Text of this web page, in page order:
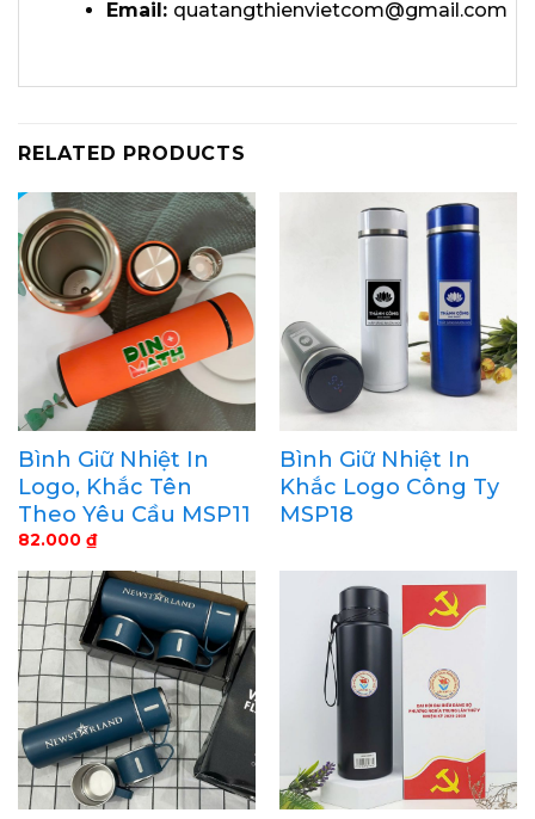
Email: quatangthienvietcom@gmail.com
RELATED PRODUCTS
Bình Giữ Nhiệt In
Logo, Khắc Tên
Theo Yêu Cầu MSP11
82.000 ₫
Bình Giữ Nhiệt In
Khắc Logo Công Ty
MSP18